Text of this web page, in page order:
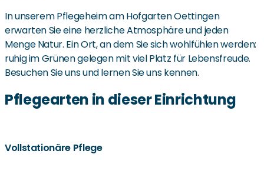
In unserem Pflegeheim am Hofgarten Oettingen
erwarten Sie eine herzliche Atmosphäre und jeden
Menge Natur. Ein Ort, an dem Sie sich wohlfühlen werden:
ruhig im Grünen gelegen mit viel Platz für Lebensfreude.
Besuchen Sie uns und lernen Sie uns kennen.
Pflegearten in dieser Einrichtung
Vollstationäre Pflege